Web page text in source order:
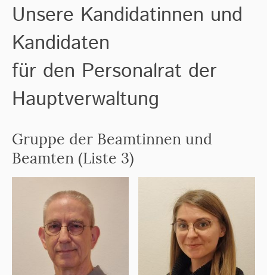
Unsere Kandidatinnen und
Kandidaten
für den Personalrat der
Hauptverwaltung
Gruppe der Beamtinnen und
Beamten (Liste 3)